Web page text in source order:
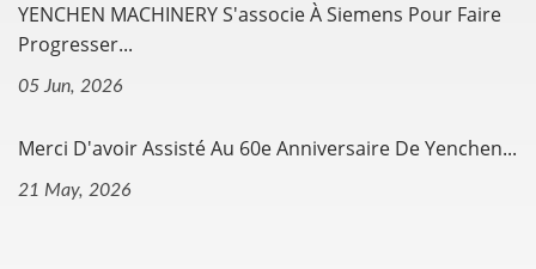
YENCHEN MACHINERY S'associe À Siemens Pour Faire
Progresser...
05 Jun, 2026
Merci D'avoir Assisté Au 60e Anniversaire De Yenchen...
21 May, 2026